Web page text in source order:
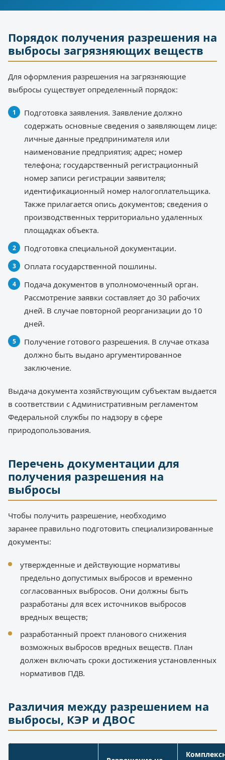
Порядок получения разрешения на
выбросы загрязняющих веществ
Для оформления разрешения на загрязняющие
выбросы существует определенный порядок:
Подготовка заявления. Заявление должно
содержать основные сведения о заявляющем лице:
личные данные предпринимателя или
наименование предприятия; адрес; номер
телефона; государственный регистрационный
номер записи регистрации заявителя;
идентификационный номер налогоплательщика.
Также прилагается опись документов; сведения о
производственных территориально удаленных
площадках объекта.
Подготовка специальной документации.
Оплата государственной пошлины.
Подача документов в уполномоченный орган.
Рассмотрение заявки составляет до 30 рабочих
дней. В случае повторной реорганизации до 10
дней.
Получение готового разрешения. В случае отказа
должно быть выдано аргументированное
заключение.
Выдача документа хозяйствующим субъектам выдается
в соответствии с Административным регламентом
Федеральной службы по надзору в сфере
природопользования.
Перечень документации для
получения разрешения на
выбросы
Чтобы получить разрешение, необходимо
заранее правильно подготовить специализированные
документы:
утвержденные и действующие нормативы
предельно допустимых выбросов и временно
согласованных выбросов. Они должны быть
разработаны для всех источников выбросов
вредных веществ;
разработанный проект планового снижения
возможных выбросов вредных веществ. План
должен включать сроки достижения установленных
нормативов ПДВ.
Различия между разрешением на
выбросы, КЭР и ДВОС